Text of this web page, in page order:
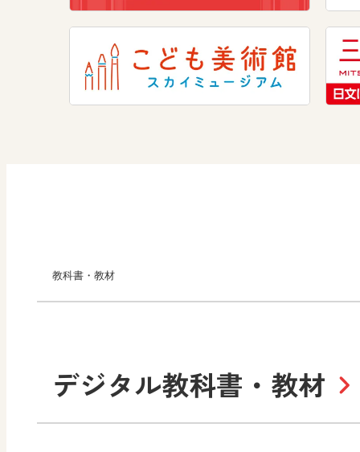
教科書・教材
小学校
社会
算数
デジタル教科書・教材